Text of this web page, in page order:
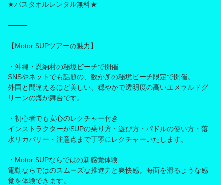
★バスタオルレンタル無料★
⸻
【Motor SUPツアーの魅力】
・沖縄・恩納村の秘境ビーチで開催
SNSやネットでも話題の、数か所の秘境ビーチ限定で開催。
外国と間違えるほど美しい、穏やかで透明度の高いエメラルドグ
リーンの海が舞台です。
・初心者でも安心のレクチャー付き
インストラクターがSUPの乗り方・遊び方・パドルの使い方・落
水リカバリー・注意点まで丁寧にレクチャーいたします。
・Motor SUPならではの新感覚体験
電動ならではのスムーズな推進力と爽快感。海面を滑るような感
覚を体験できます。